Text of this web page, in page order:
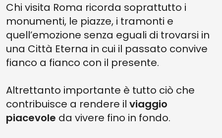
Chi visita Roma ricorda soprattutto i
monumenti, le piazze, i tramonti e
quell’emozione senza eguali di trovarsi in
una Città Eterna in cui il passato convive
fianco a fianco con il presente.
Altrettanto importante è tutto ciò che
contribuisce a rendere il viaggio
piacevole da vivere fino in fondo.